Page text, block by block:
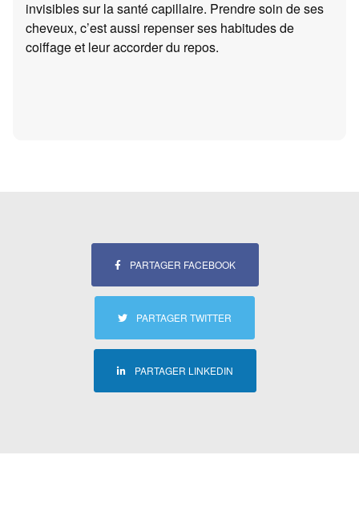
invisibles sur la santé capillaire. Prendre soin de ses
cheveux, c’est aussi repenser ses habitudes de
coiffage et leur accorder du repos.
PARTAGER FACEBOOK
PARTAGER TWITTER
PARTAGER LINKEDIN